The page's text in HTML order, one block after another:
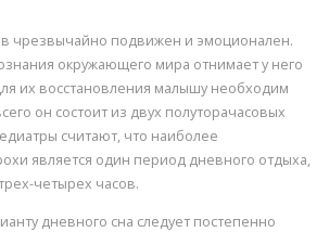
чрезвычайно подвижен и эмоционален.
окружающего мира отнимает у него
их восстановления малышу необходим
он состоит из двух полуторачасовых
считают, что наиболее
является один период дневного отдыха,
четырех часов.
дневного сна следует постепенно